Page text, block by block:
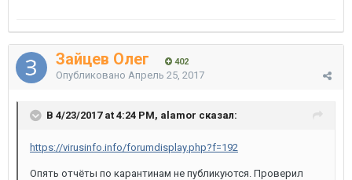
Зайцев Олег 402
Опубликовано Апрель 25, 2017
В 4/23/2017 at 4:24 PM, alamor сказал:
https://virusinfo.info/forumdisplay.php?f=192
Опять отчёты по карантинам не публикуются. Проверил